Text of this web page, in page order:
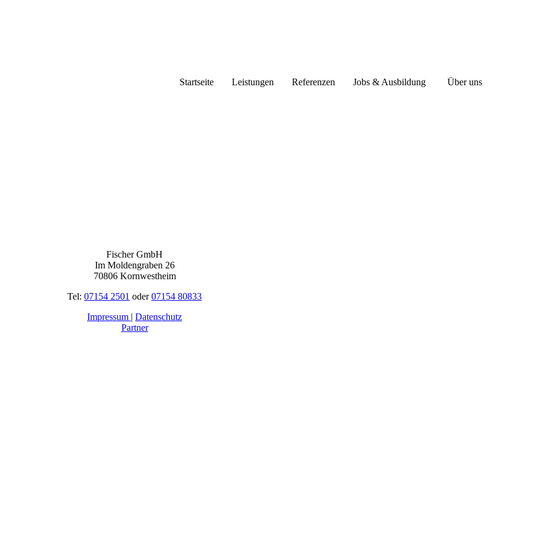
Startseite Leistungen Referenzen Jobs & Ausbildung Über uns
Fischer GmbH
Im Moldengraben 26
70806 Kornwestheim
Tel: 07154 2501 oder07154 80833
Impressum | Datenschutz
Partner